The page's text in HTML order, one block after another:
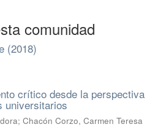
comunidad
(2018)
crítico desde la perspectiva
universitarios
; Chacón Corzo, Carmen Teresa